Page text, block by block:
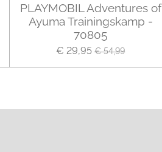
PLAYMOBIL Adventures of
Ayuma Trainingskamp -
70805
€ 29,95 € 54,99